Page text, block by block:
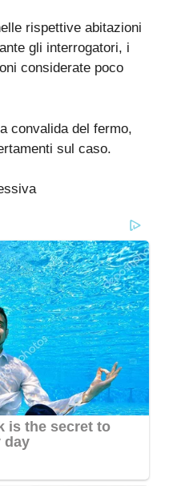
rispettive abitazioni
gli interrogatori, i
considerate poco
convalida del fermo,
sul caso.